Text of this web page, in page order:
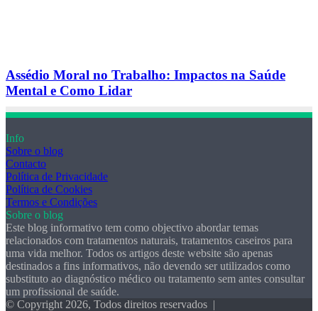
Assédio Moral no Trabalho: Impactos na Saúde
Mental e Como Lidar
Info
Sobre o blog
Contacto
Política de Privacidade
Política de Cookies
Termos e Condições
Sobre o blog
Este blog informativo tem como objectivo abordar temas
relacionados com tratamentos naturais, tratamentos caseiros para
uma vida melhor. Todos os artigos deste website são apenas
destinados a fins informativos, não devendo ser utilizados como
substituto ao diagnóstico médico ou tratamento sem antes consultar
um profissional de saúde.
© Copyright 2026, Todos direitos reservados |